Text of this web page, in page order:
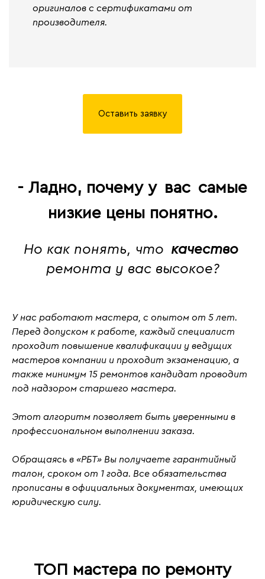
оригиналов с сертификатами от
производителя.
Оставить заявку
- Ладно, почему у вас самые
низкие цены понятно.
Но как понять, что качество
ремонта у вас высокое?
У нас работают мастера, с опытом от 5 лет.
Перед допуском к работе, каждый специалист
проходит повышение квалификации у ведущих
мастеров компании и проходит экзаменацию, а
также минимум 15 ремонтов кандидат проводит
под надзором старшего мастера.
Этот алгоритм позволяет быть уверенными в
профессиональном выполнении заказа.
Обращаясь в «РБТ» Вы получаете гарантийный
талон, сроком от 1 года. Все обязательства
прописаны в официальных документах, имеющих
юридическую силу.
ТОП мастера по ремонту